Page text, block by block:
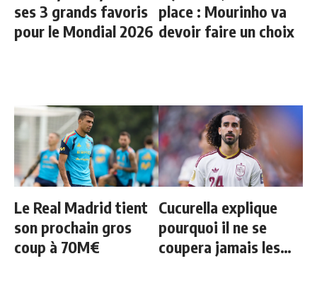
ses 3 grands favoris
pour le Mondial 2026
place : Mourinho va
devoir faire un choix
Le Real Madrid tient
son prochain gros
coup à 70M€
Cucurella explique
pourquoi il ne se
coupera jamais les